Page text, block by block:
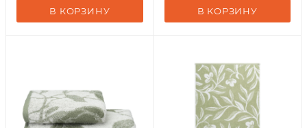
В КОРЗИНУ В КОРЗИНУ